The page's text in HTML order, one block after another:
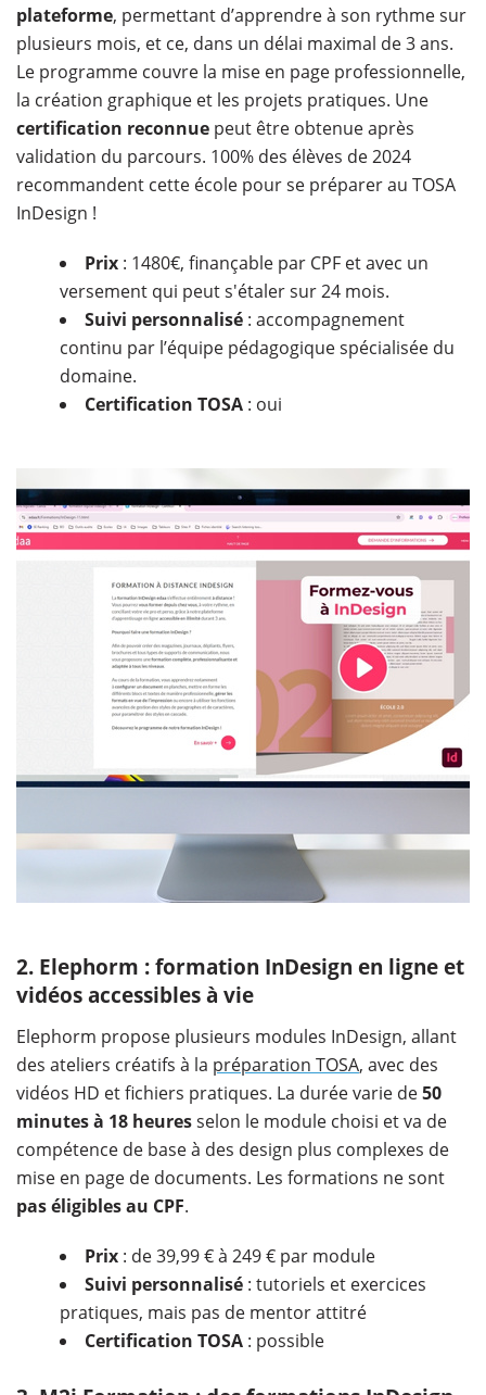
plateforme, permettant d’apprendre à son rythme sur
plusieurs mois, et ce, dans un délai maximal de 3 ans.
Le programme couvre la mise en page professionnelle,
la création graphique et les projets pratiques. Une
certification reconnue peut être obtenue après
validation du parcours. 100% des élèves de 2024
recommandent cette école pour se préparer au TOSA
InDesign !
Prix : 1480€, finançable par CPF et avec un
versement qui peut s'étaler sur 24 mois.
Suivi personnalisé : accompagnement
continu par l’équipe pédagogique spécialisée du
domaine.
Certification TOSA : oui
​2. Elephorm : formation InDesign en ligne et
vidéos accessibles à vie
Elephorm propose plusieurs modules InDesign, allant
des ateliers créatifs à la préparation TOSA, avec des
vidéos HD et fichiers pratiques. La durée varie de50
minutes à 18 heuresselon le module choisi et va de
compétence de base à des design plus complexes de
mise en page de documents. Les formations ne sont
pas éligibles au CPF.
Prix : de 39,99 € à 249 € par module
Suivi personnalisé : tutoriels et exercices
pratiques, mais pas de mentor attitré
Certification TOSA : possible